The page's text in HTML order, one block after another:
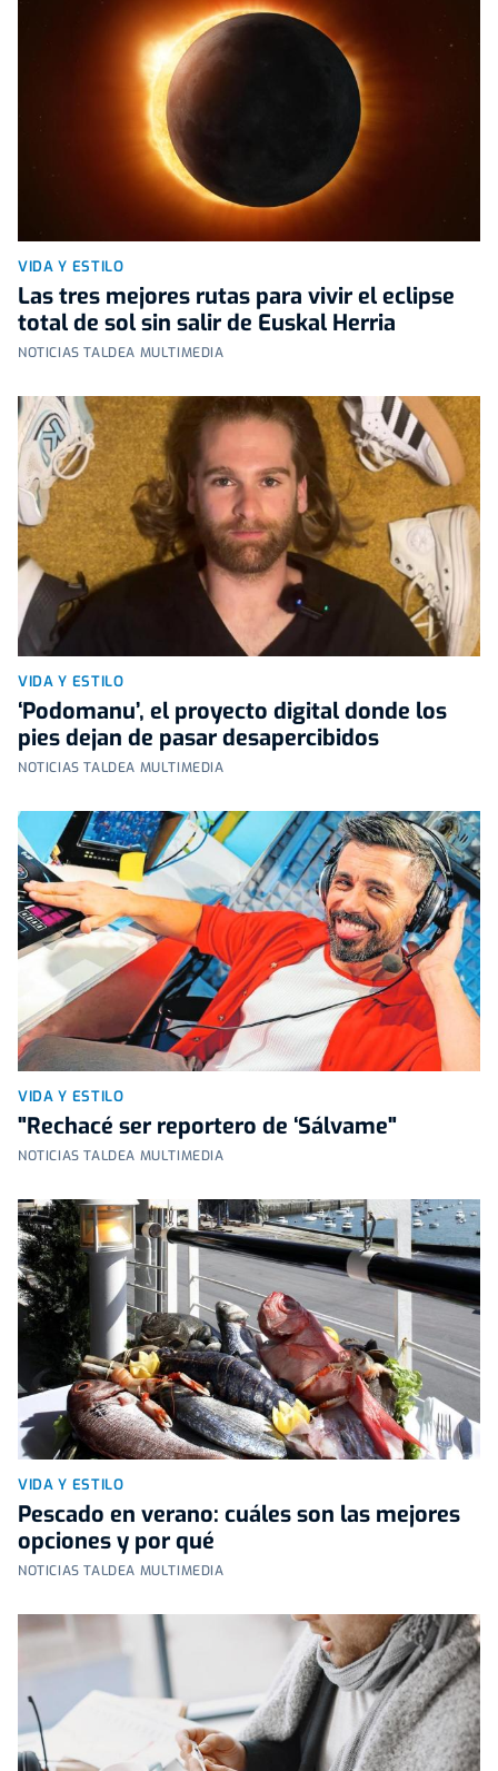
VIDA Y ESTILO
Las tres mejores rutas para vivir el eclipse
total de sol sin salir de Euskal Herria
NOTICIAS TALDEA MULTIMEDIA
VIDA Y ESTILO
‘Podomanu’, el proyecto digital donde los
pies dejan de pasar desapercibidos
NOTICIAS TALDEA MULTIMEDIA
VIDA Y ESTILO
"Rechacé ser reportero de ‘Sálvame"
NOTICIAS TALDEA MULTIMEDIA
VIDA Y ESTILO
Pescado en verano: cuáles son las mejores
opciones y por qué
NOTICIAS TALDEA MULTIMEDIA